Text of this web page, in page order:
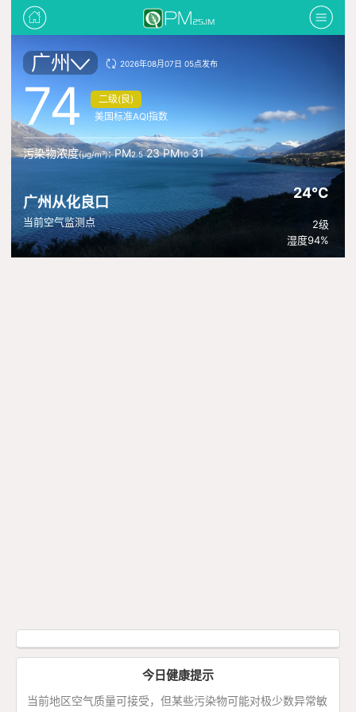
广州 2026年08月07日 05点发布
74
二级(良)
美国标准AQI指数
污染物浓度(μg/m³): PM2.523 PM1031
广州从化良口
当前空气监测点
24°C
2级
湿度94%
今日健康提示
当前地区空气质量可接受，但某些污染物可能对极少数异常敏